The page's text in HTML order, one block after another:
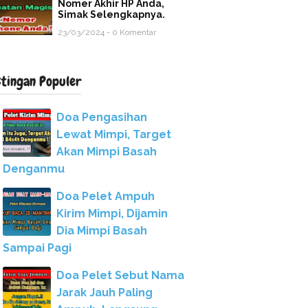
Nomer Akhir HP Anda,
Simak Selengkapnya.
23/03/2024 - 0 Komentar
Populer
Doa Pengasihan
Lewat Mimpi, Target
Akan Mimpi Basah
Denganmu
Doa Pelet Ampuh
Kirim Mimpi, Dijamin
Dia Mimpi Basah
Sampai Pagi
Doa Pelet Sebut Nama
Jarak Jauh Paling